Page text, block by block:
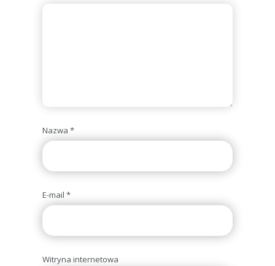
Nazwa *
E-mail *
Witryna internetowa